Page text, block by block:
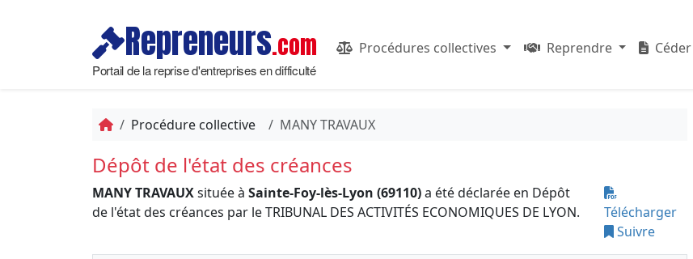
Repreneurs.com
Portail de la reprise d'entreprises en difficulté
Procédures collectives Reprendre Céder
Procédure collective MANY TRAVAUX
Dépôt de l'état des créances
MANY TRAVAUXsituée à Sainte-Foy-lès-Lyon (69110)a été déclarée en Dépôt
de l'état des créances par le TRIBUNAL DES ACTIVITÉS ECONOMIQUES DE LYON.
Télécharger
Suivre